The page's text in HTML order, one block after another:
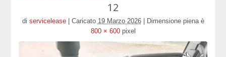
12
di servicelease Caricato 19 Marzo 2026
Dimensione piena è
800 × 600pixel